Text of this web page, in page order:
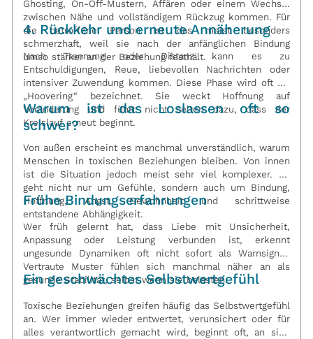
Ghosting, On-Off-Mustern, Affären oder einem Wechsel
zwischen Nähe und vollständigem Rückzug kommen. Für
die betroffene Person ist das meist besonders
schmerzhaft, weil sie nach der anfänglichen Bindung
umso stärker an der Beziehung festhält.
4. Rückkehr und erneute Annäherung
Nach Trennung oder Distanz kann es zu
Entschuldigungen, Reue, liebevollen Nachrichten oder
intensiver Zuwendung kommen. Diese Phase wird oft als
„Hoovering“ bezeichnet. Sie weckt Hoffnung auf
Veränderung und führt nicht selten dazu, dass der
Kreislauf erneut beginnt.
Warum ist das Loslassen oft so
schwer?
Von außen erscheint es manchmal unverständlich, warum
Menschen in toxischen Beziehungen bleiben. Von innen
ist die Situation jedoch meist sehr viel komplexer. Es
geht nicht nur um Gefühle, sondern auch um Bindung,
Hoffnung, Angst, Gewohnheit und schrittweise
entstandene Abhängigkeit.
Frühe Bindungserfahrungen
Wer früh gelernt hat, dass Liebe mit Unsicherheit,
Anpassung oder Leistung verbunden ist, erkennt
ungesunde Dynamiken oft nicht sofort als Warnsignal.
Vertraute Muster fühlen sich manchmal näher an als
gesunde Stabilität, selbst wenn sie belasten.
Ein geschwächtes Selbstwertgefühl
Toxische Beziehungen greifen häufig das Selbstwertgefühl
an. Wer immer wieder entwertet, verunsichert oder für
alles verantwortlich gemacht wird, beginnt oft, an sich